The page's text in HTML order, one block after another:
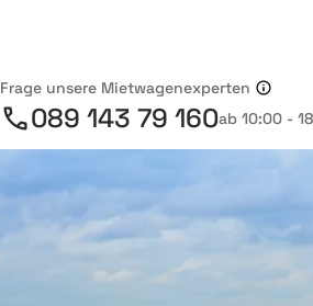
Frage unsere Mietwagenexperten
089 143 79 160ab 10:00 -